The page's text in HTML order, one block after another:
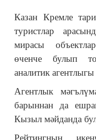
Казан Кремле
туристлар
мирасы
өченче булып
аналитик агентлыгы
Агентлык
барыннан да
Кызыл мәйданда
Рейтингның